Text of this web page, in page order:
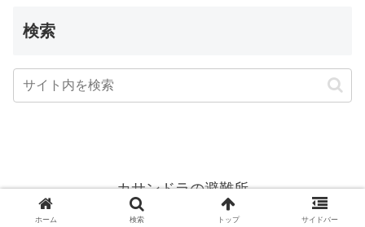
検索
カサンドラの避難所
© 2015 カサンドラの避難所.
ホーム 検索 トップ サイドバー